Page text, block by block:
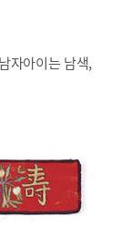
자아이는 남색,